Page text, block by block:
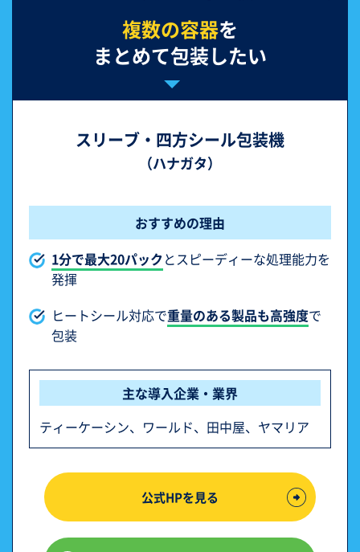
複数の容器を
まとめて包装したい
スリーブ・四方シール包装機
（ハナガタ）
おすすめの理由
1分で最大20パックとスピーディーな処理能力を
発揮
ヒートシール対応で重量のある製品も高強度で
包装
主な導入企業・業界
ティーケーシン、ワールド、田中屋、ヤマリア
公式HPを見る